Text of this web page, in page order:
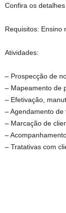
Confira os
Requisitos: Ensino
Atividades:
– Prospecção de
– Mapeamento de
– Efetivação,
– Agendamento de
– Marcação de
–
– Tratativas com